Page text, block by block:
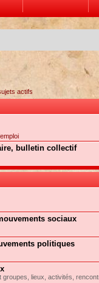
actifs
bulletin collectif
sociaux
politiques
groupes, lieux, activités,